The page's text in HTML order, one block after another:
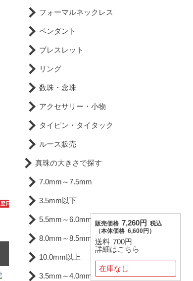
翌日配達可能
SOLD OUT
フォーマルネックレス
ペンダント
ブレスレット
リング
数珠・念珠
アクセサリー・小物
タイピン・タイタック
ルース販売
真珠の大きさで探す
7.0mm～7.5mm
3.5mm以下
5.5mm～6.0mm
8.0mm～8.5mm
10.0mm以上
3.5mm～4.0mm
販売価格 7,260円 税込
（本体価格 6,600円）
送料 700円
詳細はこちら
在庫なし